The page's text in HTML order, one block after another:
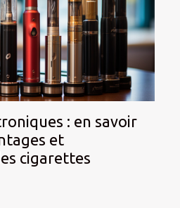
: en savoir
et
cigarettes